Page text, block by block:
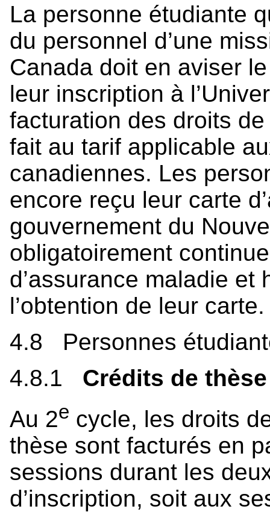
La personne étudiante
du personnel d’une
Canada doit en aviser
leur inscription à
facturation des droits
fait au tarif applicable
canadiennes. Les
encore reçu leur carte
gouvernement du
obligatoirement
d’assurance maladie et
l’obtention de leur carte.
4.8 Personnes
4.8.1 Crédits de thèse
Au 2e cycle, les droits
thèse sont facturés en
sessions durant les
d’inscription, soit aux